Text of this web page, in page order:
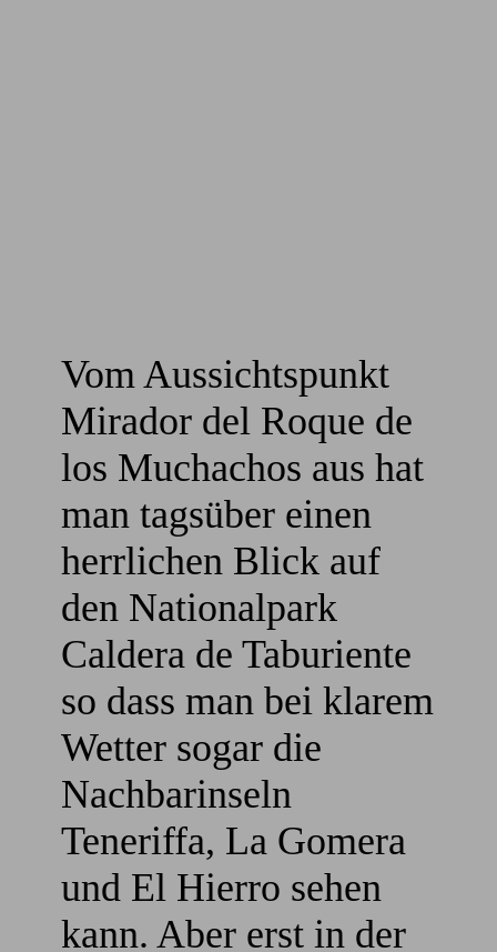
Vom Aussichtspunkt
Mirador del Roque de
los Muchachos aus hat
man tagsüber einen
herrlichen Blick auf
den Nationalpark
Caldera de Taburiente
so dass man bei klarem
Wetter sogar die
Nachbarinseln
Teneriffa, La Gomera
und El Hierro sehen
kann. Aber erst in der